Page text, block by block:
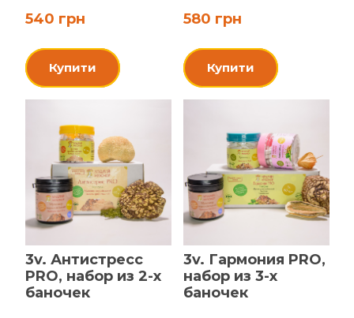
540 грн
Купити
580 грн
Купити
3v. Антистресс
PRO, набор из 2-х
баночек
3v. Гармония PRO,
набор из 3-х
баночек